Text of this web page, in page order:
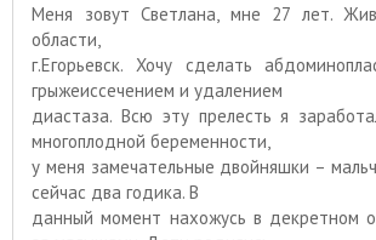
Меня зовут Светлана, мне 27 лет.
области,
г.Егорьевск. Хочу сделать
грыжеиссечением и удалением
диастаза. Всю эту прелесть я
многоплодной беременности,
у меня замечательные двойняшки –
сейчас два годика. В
данный момент нахожусь в декретном